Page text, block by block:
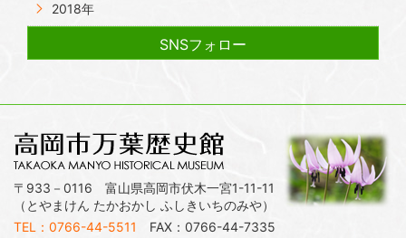
2018年
SNSフォロー
〒933－0116 富山県高岡市伏木一宮1-11-11
（とやまけん たかおかし ふしきいちのみや）
TEL：0766-44-5511
FAX：0766-44-7335